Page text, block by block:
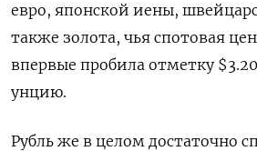
евро, японской иены,
также золота, чья спотовая
впервые пробила отметку
унцию.
Рубль же в целом достаточно